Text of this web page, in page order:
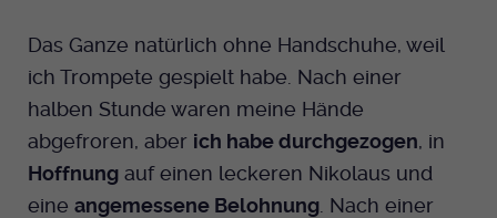
Das Ganze natürlich ohne Handschuhe, weil
ich Trompete gespielt habe. Nach einer
halben Stunde waren meine Hände
abgefroren, aber ich habe durchgezogen, in
Hoffnung auf einen leckeren Nikolaus und
eine angemessene Belohnung. Nach einer